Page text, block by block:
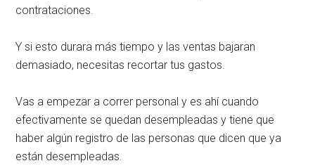
contrataciones.
Y si esto durara más tiempo y las ventas bajaran
demasiado, necesitas recortar tus gastos.
Vas a empezar a correr personal y es ahí cuando
efectivamente se quedan desempleadas y tiene que
haber algún registro de las personas que dicen que ya
están desempleadas.